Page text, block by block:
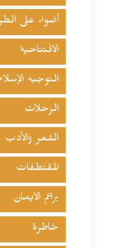
أضواء على
الافتتاحية
التوجيه
الرحلات
الشعر والأدب
المقتطفات
براعم الايمان
خاطرة